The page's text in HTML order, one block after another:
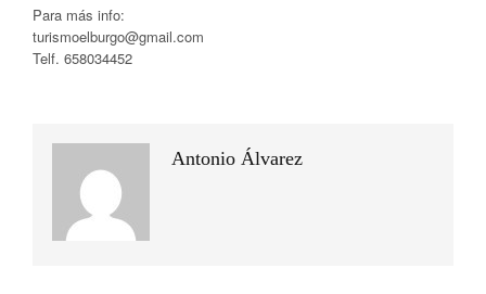
Para más info:
turismoelburgo@gmail.com
Telf. 658034452
Antonio Álvarez